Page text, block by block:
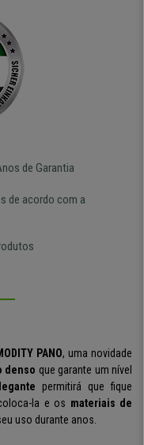
de Garantia
de acordo com a
PANO, uma novidade
denso que garante um nível
permitirá que fique
la e os materiais de
uso durante anos.